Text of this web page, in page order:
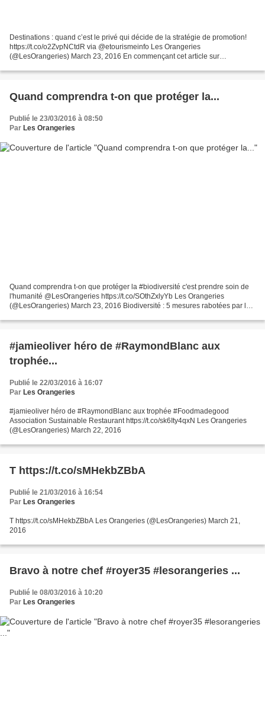
Destinations : quand c’est le privé qui décide de la stratégie de promotion!
https://t.co/o2ZvpNCtdR via @etourismeinfo Les Orangeries
(@LesOrangeries) March 23, 2016 En commençant cet article sur
Quand comprendra t-on que protéger la...
Publié le 23/03/2016 à 08:50
Par Les Orangeries
Quand comprendra t-on que protéger la #biodiversité c'est prendre soin de
l'humanité @LesOrangeries https://t.co/SOthZxlyYb Les Orangeries
(@LesOrangeries) March 23, 2016 Biodiversité : 5 mesures rabotées par les
#jamieoliver héro de #RaymondBlanc aux
trophée...
Publié le 22/03/2016 à 16:07
Par Les Orangeries
#jamieoliver héro de #RaymondBlanc aux trophée #Foodmadegood
Association Sustainable Restaurant https://t.co/sk6Ity4qxN Les Orangeries
(@LesOrangeries) March 22, 2016
T https://t.co/sMHekbZBbA
Publié le 21/03/2016 à 16:54
Par Les Orangeries
T https://t.co/sMHekbZBbA Les Orangeries (@LesOrangeries) March 21,
2016
Bravo à notre chef #royer35 #lesorangeries ...
Publié le 08/03/2016 à 10:20
Par Les Orangeries